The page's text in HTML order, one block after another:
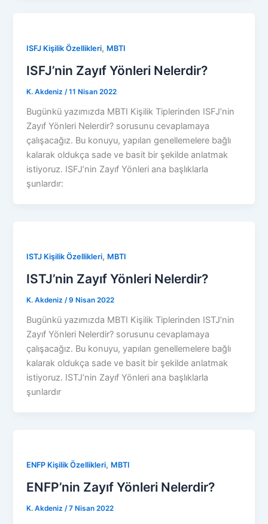
ISFJ Kişilik Özellikleri, MBTI
ISFJ’nin Zayıf Yönleri Nelerdir?
K. Akdeniz/11 Nisan 2022
Bugünkü yazımızda MBTI Kişilik Tiplerinden ISFJ’nin
Zayıf Yönleri Nelerdir? sorusunu cevaplamaya
çalışacağız. Bu konuyu, yapılan genellemelere bağlı
kalarak oldukça sade ve basit bir şekilde anlatmak
istiyoruz. ISFJ’nin Zayıf Yönleri ana başlıklarla
şunlardır:
ISTJ Kişilik Özellikleri, MBTI
ISTJ’nin Zayıf Yönleri Nelerdir?
K. Akdeniz/9 Nisan 2022
Bugünkü yazımızda MBTI Kişilik Tiplerinden ISTJ’nin
Zayıf Yönleri Nelerdir? sorusunu cevaplamaya
çalışacağız. Bu konuyu, yapılan genellemelere bağlı
kalarak oldukça sade ve basit bir şekilde anlatmak
istiyoruz. ISTJ’nin Zayıf Yönleri ana başlıklarla
şunlardır
ENFP Kişilik Özellikleri, MBTI
ENFP’nin Zayıf Yönleri Nelerdir?
K. Akdeniz/7 Nisan 2022